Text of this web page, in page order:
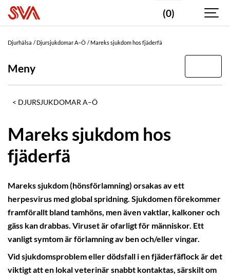
(0)
Djurhälsa Djursjukdomar A–Ö Mareks sjukdom hos fjäderfä
Meny
DJURSJUKDOMAR A–Ö
Mareks sjukdom hos
fjäderfä
Mareks sjukdom (hönsförlamning) orsakas av ett
herpesvirus med global spridning. Sjukdomen förekommer
framförallt bland tamhöns, men även vaktlar, kalkoner och
gäss kan drabbas. Viruset är ofarligt för människor. Ett
vanligt symtom är förlamning av ben och/eller vingar.
Vid sjukdomsproblem eller dödsfall i en fjäderfäflock är det
viktigt att en lokal veterinär snabbt kontaktas, särskilt om